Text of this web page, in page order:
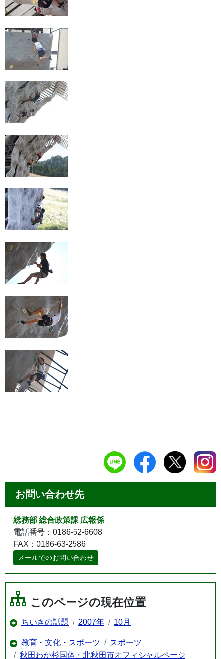
お問い合わせ先
総務部 総合政策課 広報係
電話番号：0186-62-6608
FAX：0186-63-2586
メールでのお問い合わせ
このページの現在位置
ちいきの話題 2007年 10月
教育・文化・スポーツ
スポーツ
秋田わか杉国体・北秋田市オフィシャルページ